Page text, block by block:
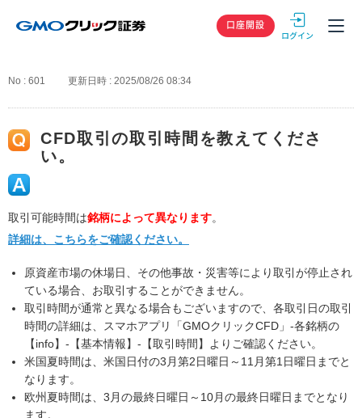
GMOクリック
口座開設
No : 601 更新日時 : 2025/08/26 08:34
CFD取引の取引時間を教えてくださ
い。
取引可能時間は銘柄によって異なります。
詳細は、こちらをご確認ください。
原資産市場の休場日、その他事故・災害等により取引が停止され
ている場合、お取引することができません。
取引時間が通常と異なる場合もございますので、各取引日の取引
時間の詳細は、スマホアプリ「GMOクリックCFD」-各銘柄の
【info】-【基本情報】-【取引時間】よりご確認ください。
米国夏時間は、米国日付の3月第2日曜日～11月第1日曜日までと
なります。
欧州夏時間は、3月の最終日曜日～10月の最終日曜日までとなり
ます。